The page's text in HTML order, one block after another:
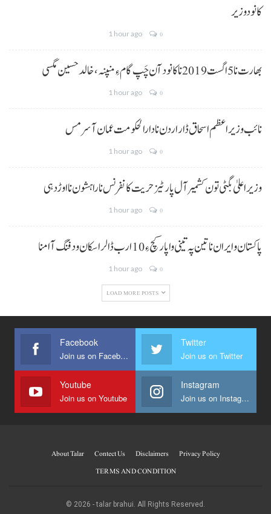
کانودوزیر
1 hour ago 0
بھارت نا 5 اگست 2019 نا کانود آن چَپ گام ءِ منپنہ، خالد حسین مگسی
1 hour ago 0
نائب وزیراعظم اسحاق ڈار اردن نا دارالحکومت عمان آ سرمس
1 hour ago 0
وزیر اعلیٰ بگٹی تون کشمیر آل پارٹیز حریت کانفرنس نا راہشون نا اوڑدہی
1 hour ago 0
پاکستان و ایران نا تین پہ تینی واپار کچ ءِ 10 ارب ڈالر اسکان ودفنگ آ امنا
1 hour ago 0
LOAD MORE POSTS
Facebook
Join us on Facebook
Twitter
Join us on Twitter
Youtube
Join us on Youtube
Instagram
Join us on Instagram
About Talar Contect Us Disclaimers
Privacy Policy
TERMS AND CONDITION
© 2026 - talar brahui. All Rights Reserved.